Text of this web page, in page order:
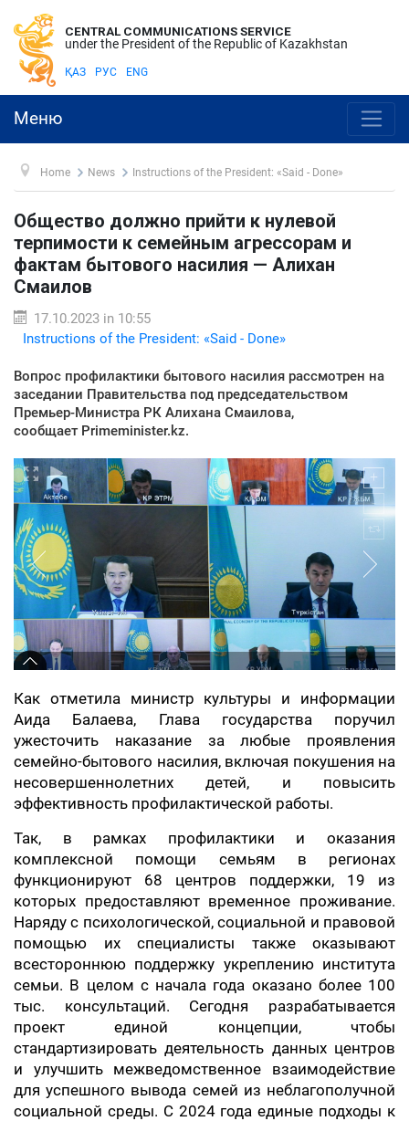
CENTRAL COMMUNICATIONS SERVICE
under the President of the Republic of Kazakhstan
ҚАЗ РУС ENG
Меню
Home News Instructions of the President: «Said - Done»
Общество должно прийти к нулевой
терпимости к семейным агрессорам и
фактам бытового насилия — Алихан
Смаилов
17.10.2023 in 10:55
Instructions of the President: «Said - Done»
Вопрос профилактики бытового насилия рассмотрен на
заседании Правительства под председательством
Премьер-Министра РК Алихана Смаилова,
сообщает Primeminister.kz.
Как отметила министр культуры и информации
Аида Балаева, Глава государства поручил
ужесточить наказание за любые проявления
семейно-бытового насилия, включая покушения на
несовершеннолетних детей, и повысить
эффективность профилактической работы.
Так, в рамках профилактики и оказания
комплексной помощи семьям в регионах
функционируют 68 центров поддержки, 19 из
которых предоставляют временное проживание.
Наряду с психологической, социальной и правовой
помощью их специалисты также оказывают
всестороннюю поддержку укреплению института
семьи. В целом с начала года оказано более 100
тыс. консультаций. Сегодня разрабатывается
проект единой концепции, чтобы
стандартизировать деятельность данных центров
и улучшить межведомственное взаимодействие
для успешного вывода семей из неблагополучной
социальной среды. С 2024 года единые подходы к